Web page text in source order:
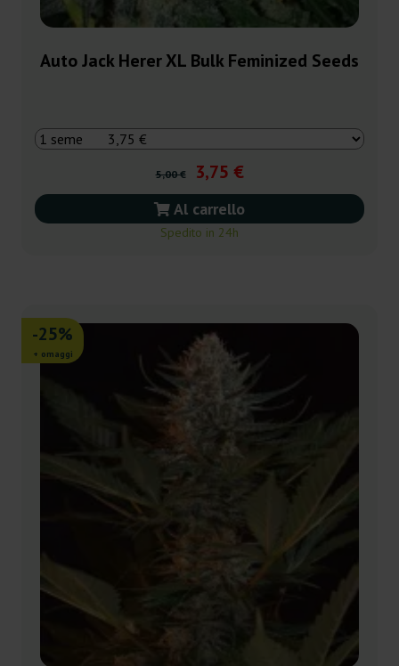
Auto Jack Herer XL Bulk Feminized Seeds
5,00 € 3,75 €
Al carrello
Spedito in 24h
-25%
+ omaggi